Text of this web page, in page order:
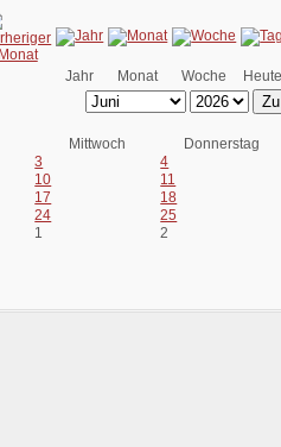
Jahr Monat Woche Heute
Mittwoch
Donnerstag
3
4
10
11
17
18
24
25
1
2